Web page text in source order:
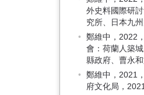
外史料國際研
究所、日本九
鄭維中，2022
會：荷蘭人築
縣政府、曹永
鄭維中，2021
府文化局，